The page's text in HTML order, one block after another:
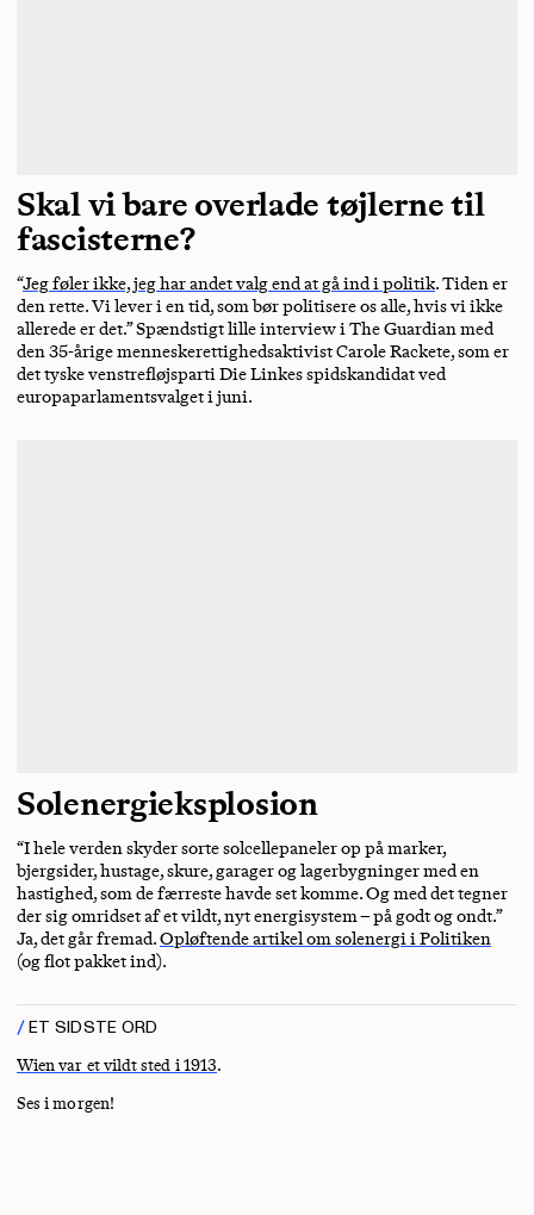
Skal vi bare overlade tøjlerne til
fascisterne?
“Jeg føler ikke, jeg har andet valg end at gå ind i politik. Tiden er
den rette. Vi lever i en tid, som bør politisere os alle, hvis vi ikke
allerede er det.” Spændstigt lille interview i The Guardian med
den 35-årige menneskerettighedsaktivist Carole Rackete, som er
det tyske venstrefløjsparti Die Linkes spidskandidat ved
europaparlamentsvalget i juni.
Solenergieksplosion
“I hele verden skyder sorte solcellepaneler op på marker,
bjergsider, hustage, skure, garager og lagerbygninger med en
hastighed, som de færreste havde set komme. Og med det tegner
der sig omridset af et vildt, nyt energisystem – på godt og ondt.”
Ja, det går fremad.Opløftende artikel om solenergi i Politiken
(og flot pakket ind).
ET SIDSTE ORD
Wien var et vildt sted i 1913.
Ses i morgen!